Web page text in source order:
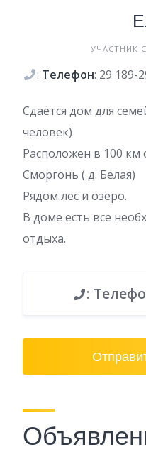
УЧАСТНИК С
: Телефон: 29 189-
Сдаётся дом для
человек)
Расположен в 100 км
Сморгонь ( д. Белая)
Рядом лес и озеро.
В доме есть все
отдыха.
: